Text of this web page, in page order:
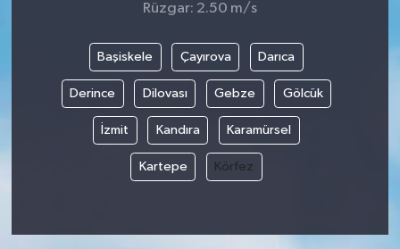
Rüzgar: 2.50 m/s
Başiskele Çayırova Darıca
Derince Dilovası Gebze Gölcük
İzmit Kandıra Karamürsel
Kartepe Körfez